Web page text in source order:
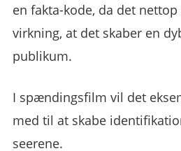
en fakta-kode, da det
virkning, at det skaber en
publikum.
I spændingsfilm vil det
med til at skabe
seerene.